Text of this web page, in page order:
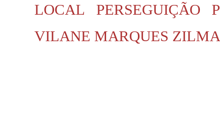
LOCAL
PERSEGUIÇÃO
VILANE MARQUES